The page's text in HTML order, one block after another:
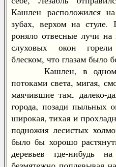
Кашлен расположился
зубах, верхом на стуле.
роняло отвесные лучи
слуховых окон
блеском, что глазам было
Кашлен, в одном
потоками света, мигая,
маячившие там, далеко-
города, позади пыльных
широкая, тихая и
подножия лесистых
было бы хорошо
деревьев где-нибудь